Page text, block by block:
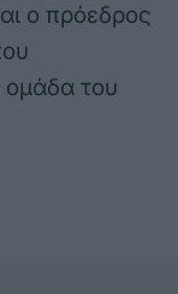
ο πρόεδρος
ομάδα του